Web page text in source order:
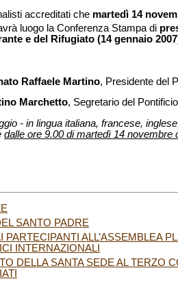
accreditati che martedì 14
luogo la Conferenza Stampa di
e del Rifugiato (14 gennaio
Raffaele Martino, Presidente del
Marchetto, Segretario del
- in lingua italiana, francese,
dalle ore 9.00 di martedì 14
SANTO PADRE
PARTECIPANTI ALL’ASSEMBLEA
INTERNAZIONALI
DELLA SANTA SEDE AL TERZO